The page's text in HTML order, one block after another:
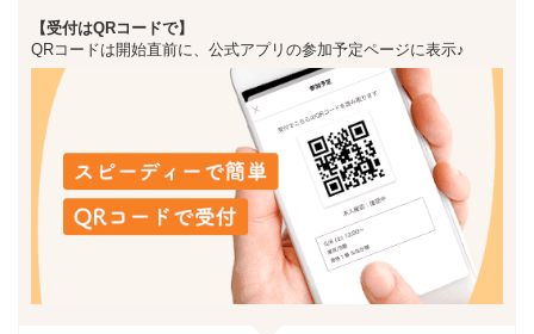
【受付はQRコードで】
QRコードは開始直前に、公式アプリの参加予定ページに表示♪